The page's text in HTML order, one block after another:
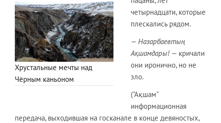
Хрустальные мечты над
Чёрным каньоном
четырнадцати, которые
плескались рядом.
— Назарбаевтың
Ақшамдары! — кричали
они иронично, но не
зло.
("Ақшам"
информационная
передача, выходившая на госканале в конце девяностых,